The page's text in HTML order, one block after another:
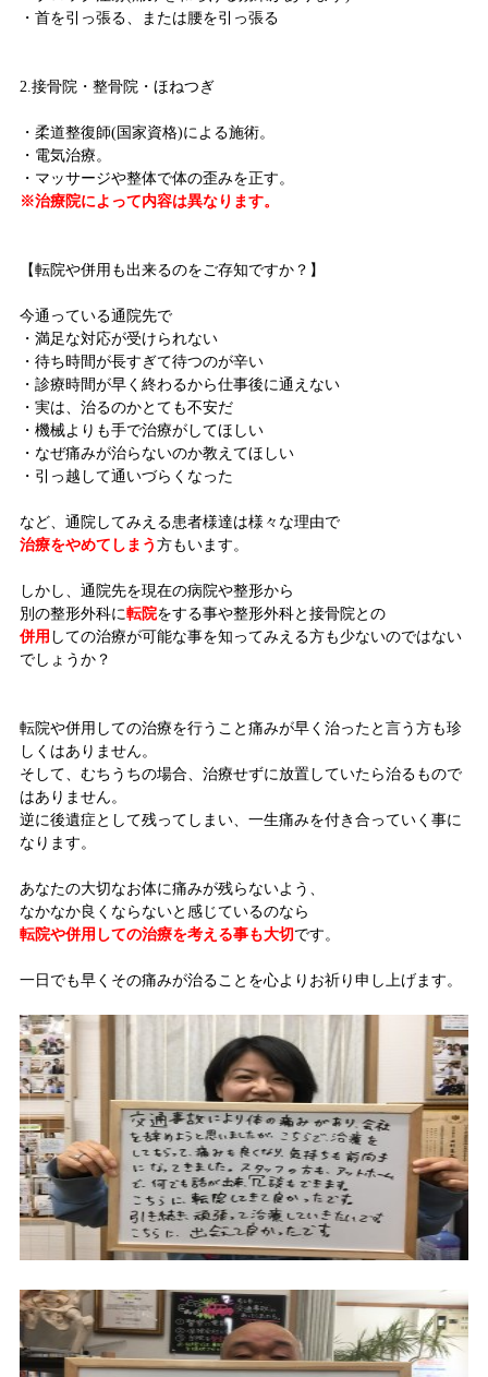
・首を引っ張る、または腰を引っ張る
2.接骨院・整骨院・ほねつぎ
・柔道整復師(国家資格)による施術。
・電気治療。
・マッサージや整体で体の歪みを正す。
※治療院によって内容は異なります。
【転院や併用も出来るのをご存知ですか？】
今通っている通院先で
・満足な対応が受けられない
・待ち時間が長すぎて待つのが辛い
・診療時間が早く終わるから仕事後に通えない
・実は、治るのかとても不安だ
・機械よりも手で治療がしてほしい
・なぜ痛みが治らないのか教えてほしい
・引っ越して通いづらくなった
など、通院してみえる患者様達は様々な理由で
治療をやめてしまう 方もいます。
しかし、通院先を現在の病院や整形から
別の整形外科に転院をする事や整形外科と接骨院との
併用 しての治療が可能な事を知ってみえる方も少ないのではない
でしょうか？
転院や併用しての治療を行うこと痛みが早く治ったと言う方も珍
しくはありません。
そして、むちうちの場合、治療せずに放置していたら治るもので
はありません。
逆に後遺症として残ってしまい、一生痛みを付き合っていく事に
なります。
あなたの大切なお体に痛みが残らないよう、
なかなか良くならないと感じているのなら
転院や併用しての治療を考える事も大切 です。
一日でも早くその痛みが治ることを心よりお祈り申し上げます。